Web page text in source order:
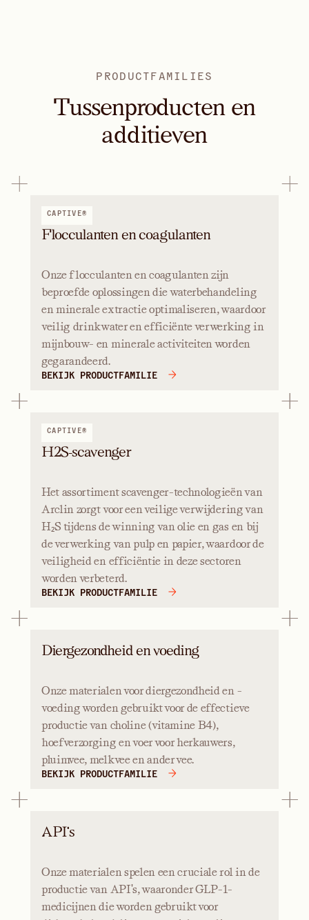
PRODUCTFAMILIES
Tussenproducten en
additieven
CAPTIVE®
Flocculanten en coagulanten
Onze flocculanten en coagulanten zijn
beproefde oplossingen die waterbehandeling
en minerale extractie optimaliseren, waardoor
veilig drinkwater en efficiënte verwerking in
mijnbouw- en minerale activiteiten worden
gegarandeerd.
BEKIJK PRODUCTFAMILIE
CAPTIVE®
H2S-scavenger
Het assortiment scavenger-technologieën van
Arclin zorgt voor een veilige verwijdering van
H₂S tijdens de winning van olie en gas en bij
de verwerking van pulp en papier, waardoor de
veiligheid en efficiëntie in deze sectoren
worden verbeterd.
BEKIJK PRODUCTFAMILIE
Diergezondheid en voeding
Onze materialen voor diergezondheid en -
voeding worden gebruikt voor de effectieve
productie van choline (vitamine B4),
hoefverzorging en voer voor herkauwers,
pluimvee, melkvee en ander vee.
BEKIJK PRODUCTFAMILIE
API's
Onze materialen spelen een cruciale rol in de
productie van API's, waaronder GLP-1-
medicijnen die worden gebruikt voor